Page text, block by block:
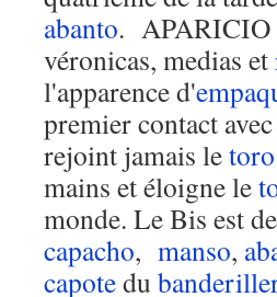
abanto. APARICIO
véronicas, medias et
l'apparence d'
premier contact
rejoint jamais letoro
mains et éloigne le
monde. Le Bis est
capacho, manso,
capotedu